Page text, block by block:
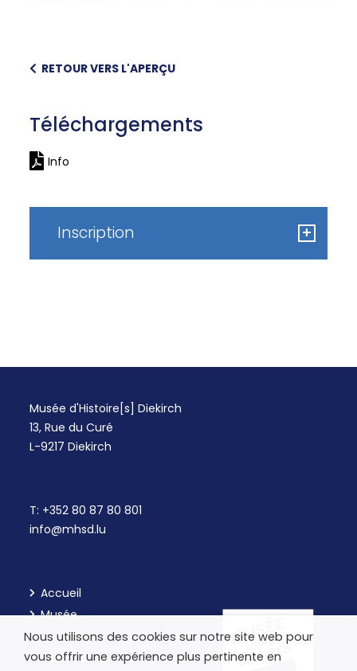
RETOUR VERS L'APERÇU
Téléchargements
Info
Inscription +
Musée d'Histoire[s] Diekirch
13, Rue du Curé
L-9217 Diekirch
T: +352 80 87 80 801
info@mhsd.lu
Accueil
Musée
Workshops
Kulturhaus
Nous utilisons des cookies sur notre site web pour
vous offrir une expérience plus pertinente en